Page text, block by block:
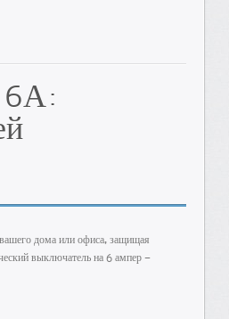
6А:
дома или офиса, защищая
выключатель на 6 ампер —